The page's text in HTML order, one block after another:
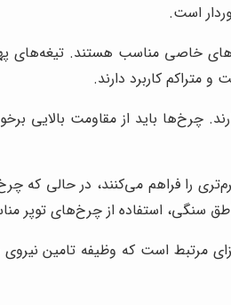
است.
خاصی مناسب هستند.
متراکم کاربرد دارند.
چرخ‌ها باید از مقاومت بالایی
را فراهم می‌کنند، در حالی که
سنگی، استفاده از چرخ‌های توپر
مرتبط است که وظیفه تامین نیروی